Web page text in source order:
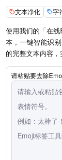
文本净化 字
使用我们的「在
本，一键智能识
的完整文本内容
请粘贴要去除